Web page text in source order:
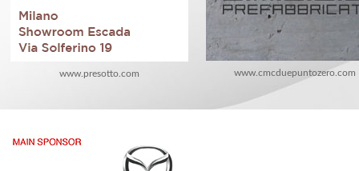
www.presotto.com www.cmcduepuntozero.com